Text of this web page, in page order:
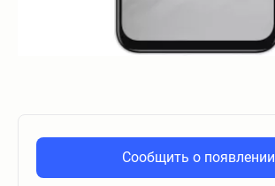
Сообщить о появлении